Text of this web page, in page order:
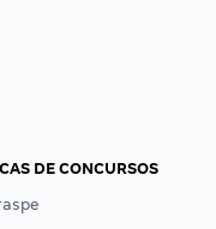
DE CONCURSOS